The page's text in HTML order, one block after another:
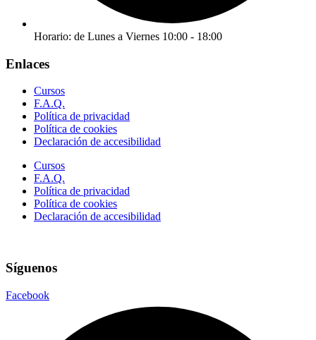
Horario: de Lunes a Viernes 10:00 - 18:00
Enlaces
Cursos
F.A.Q.
Política de privacidad
Política de cookies
Declaración de accesibilidad
Cursos
F.A.Q.
Política de privacidad
Política de cookies
Declaración de accesibilidad
Síguenos
Facebook